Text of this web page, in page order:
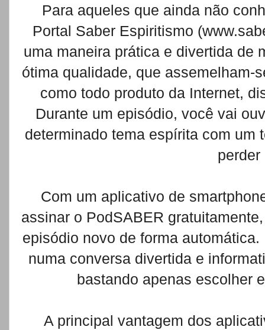
Para aqueles que ainda não
Portal Saber Espiritismo
uma maneira prática e divertida de
ótima qualidade, que assemelham-
como todo produto da Internet,
Durante um episódio, você vai
determinado tema espírita com um
Com um aplicativo de
assinar o PodSABER
episódio novo de forma
numa conversa divertida e
bastando apenas escolher
A principal vantagem dos